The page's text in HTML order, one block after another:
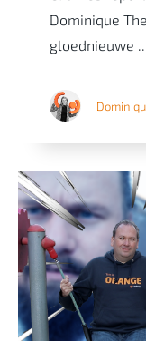
Dominique
gloednieuwe